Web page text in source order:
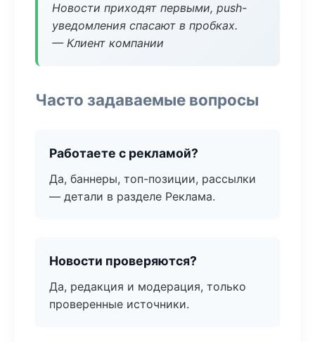
Новости приходят первыми, push-
уведомления спасают в пробках.
— Клиент компании
Часто задаваемые вопросы
Работаете с рекламой?
Да, баннеры, топ-позиции, рассылки
— детали в разделе Реклама.
Новости проверяются?
Да, редакция и модерация, только
проверенные источники.